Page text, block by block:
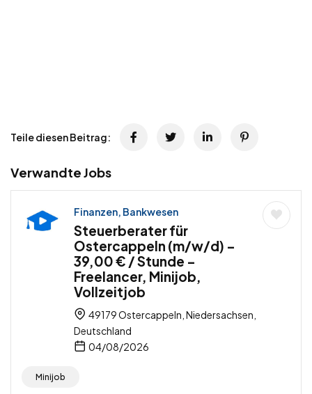
Teile diesen Beitrag:
Verwandte Jobs
Finanzen, Bankwesen
Steuerberater für
Ostercappeln (m/w/d) –
39,00 € / Stunde –
Freelancer, Minijob,
Vollzeitjob
49179 Ostercappeln, Niedersachsen,
Deutschland
04/08/2026
Minijob